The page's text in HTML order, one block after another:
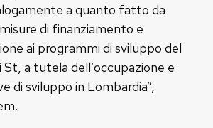
a quanto fatto da
di finanziamento e
ai programmi di sviluppo del
a tutela dell’occupazione e
di sviluppo in Lombardia”,